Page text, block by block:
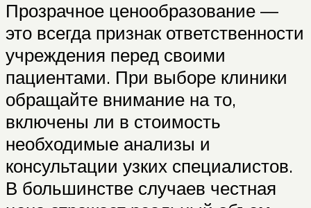
Прозрачное ценообразование —
это всегда признак ответственности
учреждения перед своими
пациентами. При выборе клиники
обращайте внимание на то,
включены ли в стоимость
необходимые анализы и
консультации узких специалистов.
В большинстве случаев честная